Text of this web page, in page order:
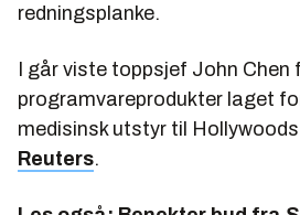
redningsplanke.
I går viste toppsjef John Chen
programvareprodukter laget
medisinsk utstyr til
Reuters.